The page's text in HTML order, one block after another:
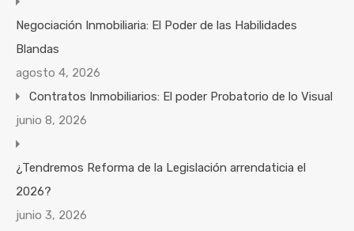
Negociación Inmobiliaria: El Poder de las Habilidades
Blandas
agosto 4, 2026
Contratos Inmobiliarios: El poder Probatorio de lo Visual
junio 8, 2026
¿Tendremos Reforma de la Legislación arrendaticia el
2026?
junio 3, 2026